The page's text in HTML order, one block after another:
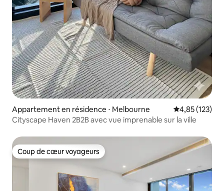
Appartement en résidence ⋅ Melbourne Évaluation
4,85 (123)
Cityscape Haven 2B2B avec vue imprenable sur la ville
Coup de cœur voyageurs
Coup de cœur voyageurs